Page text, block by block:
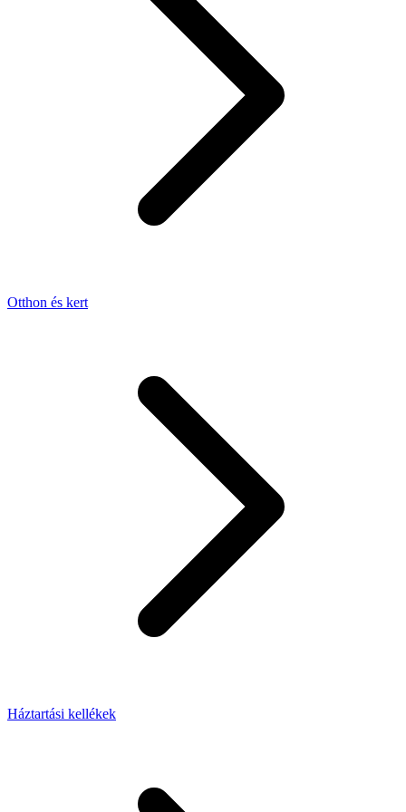
Otthon és kert
Háztartási kellékek